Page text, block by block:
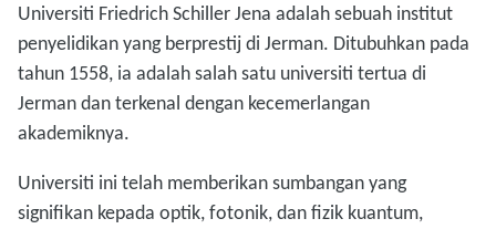
Universiti Friedrich Schiller Jena adalah sebuah institut
penyelidikan yang berprestij di Jerman. Ditubuhkan pada
tahun 1558, ia adalah salah satu universiti tertua di
Jerman dan terkenal dengan kecemerlangan
akademiknya.
Universiti ini telah memberikan sumbangan yang
signifikan kepada optik, fotonik, dan fizik kuantum,